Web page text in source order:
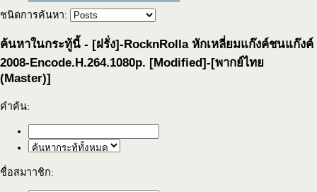
ชนิดการค้นหา:
ค้นหาในกระทู้นี้ - [ฝรั่ง]-RocknRolla หักเหลี่ยมแก๊งค์ชนแก๊งค์
2008-Encode.H.264.1080p. [Modified]-[พากย์ไทย
(Master)]
คำค้น:
ชื่อสมาาชิก: